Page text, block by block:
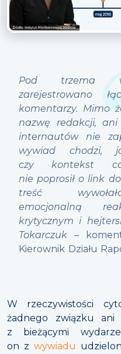
Pod trzema
zarejestrowano
komentarzy. Mimo
nazwę redakcji,
internautów nie
wywiad chodzi,
czy kontekst
nie poprosił o link
treść
emocjonalną
krytycznym i
Tokarczuk –
Kierownik Działu
W rzeczywistości
żadnego związku
z bieżącymi
on z wywiadu